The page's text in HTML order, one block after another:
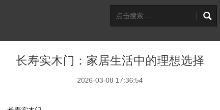
长寿实木门：家居生活中的理想选择
2026-03-08 17:36:54